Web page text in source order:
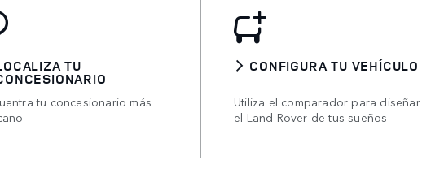
TU
tu concesionario más
CONFIGURA TU VEHÍCULO
Utiliza el comparador para diseñar
el Land Rover de tus sueños